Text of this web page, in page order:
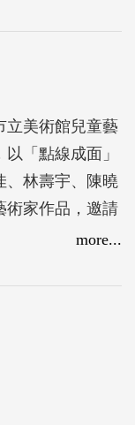
立美術館兒童藝
「點線成面」
、林壽宇、陳曉
術家作品，邀請
、攝影等各類
，深入討論它
more...